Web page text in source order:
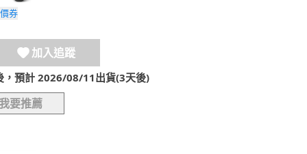
券
加入追蹤
，預計 2026/08/11出貨(3天後)
我要推薦